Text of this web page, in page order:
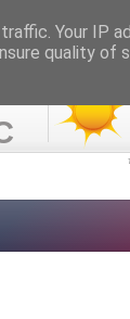
Your IP
quality of